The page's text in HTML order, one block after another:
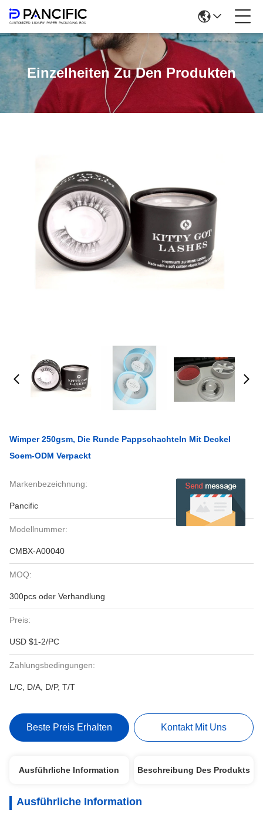
Einzelheiten Zu Den Produkten
Wimper 250gsm, Die Runde Pappschachteln Mit Deckel
Soem-ODM Verpackt
Markenbezeichnung:
Pancific
Modellnummer:
CMBX-A00040
MOQ:
300pcs oder Verhandlung
Preis:
USD $1-2/PC
Zahlungsbedingungen:
L/C, D/A, D/P, T/T
Beste Preis Erhalten Kontakt Mit Uns
Ausführliche Information Beschreibung Des Produkts
Ausführliche Information